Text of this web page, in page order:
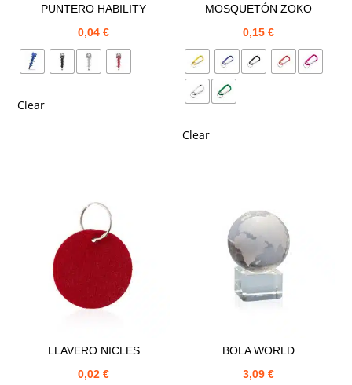
PUNTERO HABILITY
0,04€
Clear
MOSQUETÓN ZOKO
0,15 €
Clear
LLAVERO NICLES
0,02€
BOLA WORLD
3,09 €